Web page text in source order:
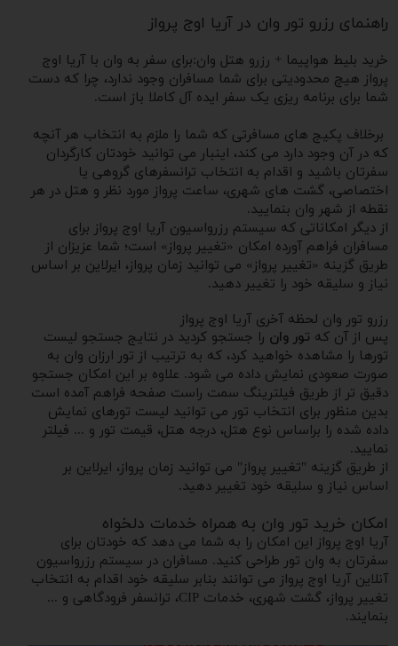
راهنمای رزرو تور وان در آریا اوج پرواز
خرید بلیط هواپیما + رزرو هتل وان:برای سفر به وان با آریا اوج
پرواز هیچ محدودیتی برای شما مسافران وجود ندارد، چرا که دست
شما برای برنامه ریزی یک سفر ایده آل کاملا باز است.
برخلاف پکیج های مسافرتی که شما را ملزم به انتخاب هر آنچه
که در آن وجود دارد می کند، اینبار می توانید خودتان کارگردان
سفرتان باشید و اقدام به انتخاب ترانسفرهای گروهی یا
اختصاصی، گشت های شهری، ساعت پرواز مورد نظر و هتل در هر
نقطه از شهر وان بنمایید.
از دیگر امکاناتی که سیستم رزرواسیون آریا اوج پرواز برای
مسافران فراهم آورده امکان «تغییر پرواز» است؛ شما عزیزان از
طریق گزینه «تغییر پرواز» می توانید زمان پرواز، ایرلاین بر اساس
نیاز و سلیقه خود را تغییر دهید.
رزرو تور وان لحظه آخری آریا اوج پرواز
پس از آن که تور وان را جستجو کردید در نتایج جستجو لیست
تورها را مشاهده خواهید کرد، که به ترتیب از تور ارزان وان به
صورت صعودی نمایش داده می شود. علاوه بر این امکان جستجو
دقیق تر از طریق فیلترینگ سمت راست صفحه فراهم آمده است
بدین منظور برای انتخاب تور می توانید لیست تورهای نمایش
داده شده را براساس نوع هتل، درجه هتل، قیمت تور و ... فیلتر
نمایید.
از طریق گزینه "تغییر پرواز" می توانید زمان پرواز، ایرلاین بر
اساس نیاز و سلیقه خود تغییر دهید.
امکان خرید تور وان به همراه خدمات دلخواه
آریا اوج پرواز این امکان را به شما می دهد که خودتان برای
سفرتان به وان تور طراحی کنید. مسافران در سیستم رزرواسیون
آنلاین آریا اوج پرواز می توانند بنابر سلیقه خود اقدام به انتخاب
تغییر پرواز، گشت شهری، خدمات CIP، ترانسفر فرودگاهی و ...
بنمایند.